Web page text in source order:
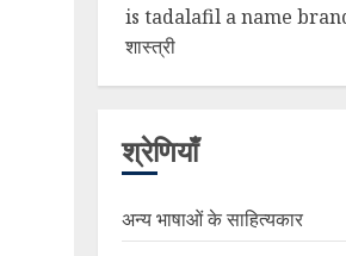
is tadalafil a name
शास्त्री
श्रेणियाँ
अन्य भाषाओं के साहित्यकार